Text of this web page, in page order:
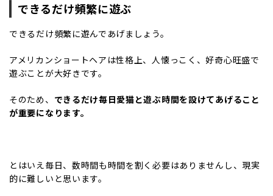
できるだけ頻繁に遊ぶ
できるだけ頻繁に遊んであげましょう。
アメリカンショートヘアは性格上、人懐っこく、好奇心旺盛で
遊ぶことが大好きです。
そのため、 できるだけ毎日愛猫と遊ぶ時間を設けてあげること
が重要になります。
とはいえ毎日、数時間も時間を割く必要はありませんし、現実
的に難しいと思います。